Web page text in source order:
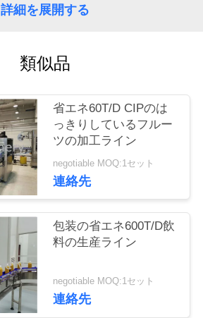
詳細を展開する
類似品
省エネ60T/D CIPのは
っきりしているフルー
ツの加工ライン
negotiable MOQ:1セット
連絡先
包装の省エネ600T/D飲
料の生産ライン
negotiable MOQ:1セット
連絡先